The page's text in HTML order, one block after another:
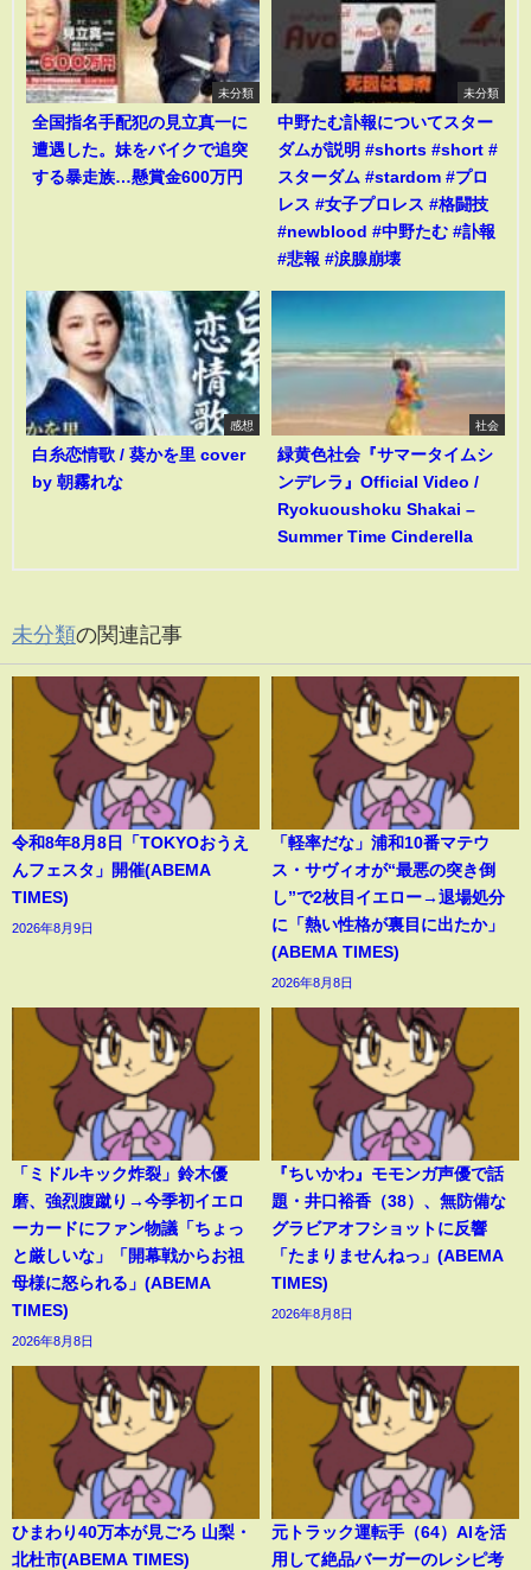
未分類
全国指名手配犯の見立真一に
遭遇した。妹をバイクで追突
する暴走族…懸賞金600万円
未分類
中野たむ訃報についてスター
ダムが説明 #shorts #short #
スターダム #stardom #プロ
レス #女子プロレス #格闘技
#newblood #中野たむ #訃報
#悲報 #涙腺崩壊
感想
白糸恋情歌 / 葵かを里 cover
by 朝霧れな
社会
緑黄色社会『サマータイムシ
ンデレラ』Official Video /
Ryokuoushoku Shakai –
Summer Time Cinderella
未分類の関連記事
令和8年8月8日「TOKYOおうえ
んフェスタ」開催(ABEMA
TIMES)
2026年8月9日
「軽率だな」浦和10番マテウ
ス・サヴィオが“最悪の突き倒
し”で2枚目イエロー→退場処分
に「熱い性格が裏目に出たか」
(ABEMA TIMES)
2026年8月8日
「ミドルキック炸裂」鈴木優
磨、強烈腹蹴り→今季初イエロ
ーカードにファン物議「ちょっ
と厳しいな」「開幕戦からお祖
母様に怒られる」(ABEMA
TIMES)
2026年8月8日
『ちいかわ』モモンガ声優で話
題・井口裕香（38）、無防備な
グラビアオフショットに反響
「たまりませんねっ」(ABEMA
TIMES)
2026年8月8日
ひまわり40万本が見ごろ 山梨・
北杜市(ABEMA TIMES)
元トラック運転手（64）AIを活
用して絶品バーガーのレシピ考